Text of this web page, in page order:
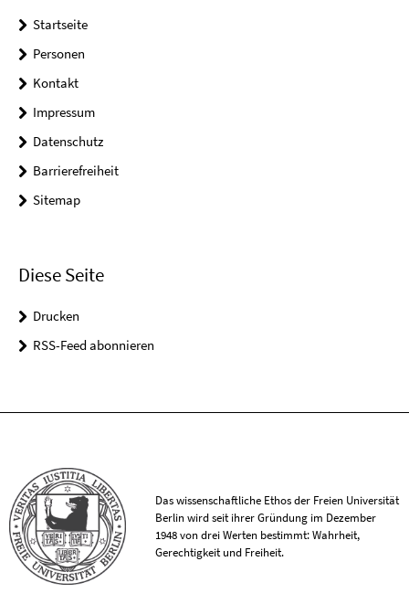
Startseite
Personen
Kontakt
Impressum
Datenschutz
Barrierefreiheit
Sitemap
Diese Seite
Drucken
RSS-Feed abonnieren
Das wissenschaftliche Ethos der Freien Universität
Berlin wird seit ihrer Gründung im Dezember
1948 von drei Werten bestimmt: Wahrheit,
Gerechtigkeit und Freiheit.